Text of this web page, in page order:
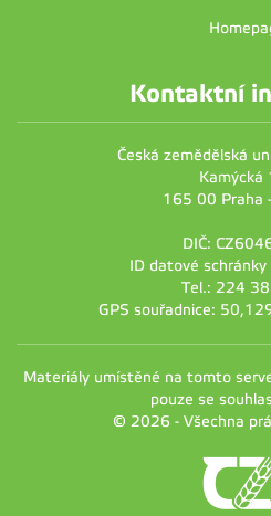
Kontaktní
Česká zemědělská
Kamýcká
165 00 Praha
DIČ:
ID datové schránky
Tel.: 224
GPS souřadnice:
Materiály umístěné na tomto
pouze se
© 2026 - Všechna